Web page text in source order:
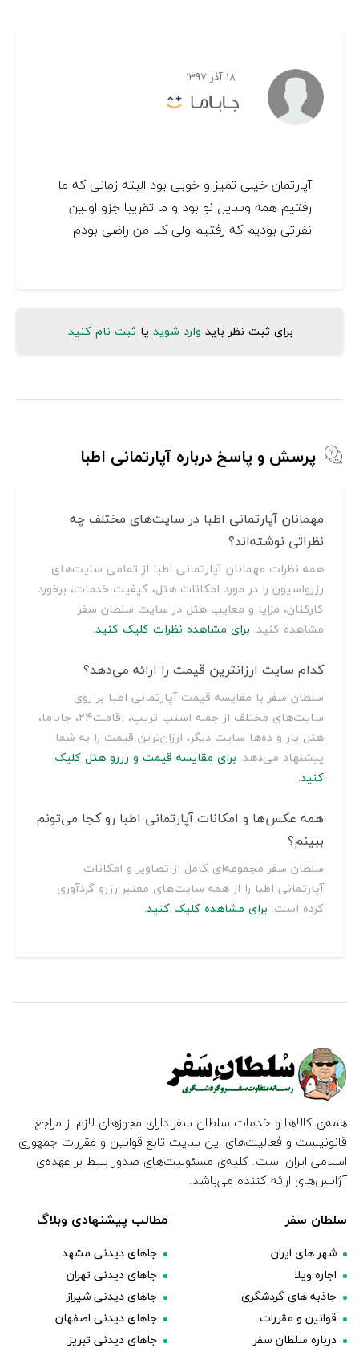
18 آذر 1397
آپارتمان خیلی تمیز و خوبی بود البته زمانی که ما
رفتیم همه وسایل نو بود و ما تقریبا جزو اولین
نفراتی بودیم که رفتیم ولی کلا من راضی بودم
برای ثبت نظر باید وارد شوید یا ثبت نام کنید.
پرسش و پاسخ درباره آپارتمانی اطبا
مهمانان آپارتمانی اطبا در سایت‌های مختلف چه
نظراتی نوشته‌اند؟
همه نظرات مهمانان آپارتمانی اطبا از تمامی سایت‌های
رزرواسیون را در مورد امکانات هتل، کیفیت خدمات، برخورد
کارکنان، مزایا و معایب هتل در سایت سلطان سفر
مشاهده کنید. برای مشاهده نظرات کلیک کنید.
کدام سایت ارزانترین قیمت را ارائه می‌دهد؟
سلطان سفر با مقایسه قیمت آپارتمانی اطبا بر روی
سایت‌های مختلف از جمله اسنپ تریپ، اقامت24، جاباما،
هتل یار و ده‌ها سایت دیگر، ارزان‌ترین قیمت را به شما
پیشنهاد می‌دهد. برای مقایسه قیمت و رزرو هتل کلیک
کنید.
همه عکس‌ها و امکانات آپارتمانی اطبا رو کجا می‌تونم
ببینم؟
سلطان سفر مجموعه‌ای کامل از تصاویر و امکانات
آپارتمانی اطبا را از همه سایت‌های معتبر رزرو گردآوری
کرده است. برای مشاهده کلیک کنید.
همه‌ی کالاها و خدمات سلطان سفر دارای مجوزهای لازم از مراجع
قانونیست و فعالیت‌های این سایت تابع قوانین و مقررات جمهوری
اسلامی ایران است. کلیه‌ی مسئولیت‌های صدور بلیط بر عهده‌ی
آژانس‌های ارائه کننده می‌باشد.
سلطان سفر
شهر های ایران
اجاره ویلا
جاذبه های گردشگری
قوانین و مقررات
درباره سلطان سفر
مطالب پیشنهادی وبلاگ
جاهای دیدنی مشهد
جاهای دیدنی تهران
جاهای دیدنی شیراز
جاهای دیدنی اصفهان
جاهای دیدنی تبریز